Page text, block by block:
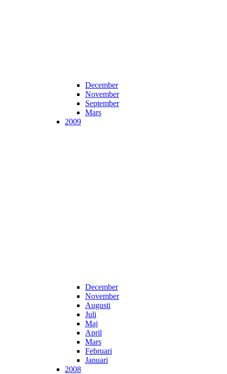
December
November
September
Mars
2009
December
November
Augusti
Juli
Maj
April
Mars
Februari
Januari
2008